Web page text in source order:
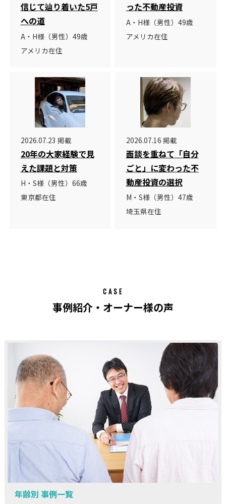
信じて辿り着いた5戸
への道
A・H様（男性）49歳
アメリカ在住
った不動産投資
A・H様（男性）49歳
アメリカ在住
2026.07.23 掲載
20年の大家経験で見
えた課題と対策
H・S様（男性）66歳
東京都在住
2026.07.16 掲載
面談を重ねて「自分
ごと」に変わった不
動産投資の選択
M・S様（男性）47歳
埼玉県在住
CASE
事例紹介・オーナー様の声
年齢別 事例一覧